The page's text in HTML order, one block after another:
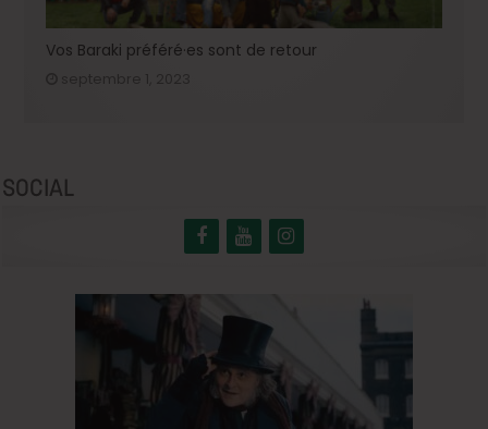
Vos Baraki préféré·es sont de retour
septembre 1, 2023
SOCIAL